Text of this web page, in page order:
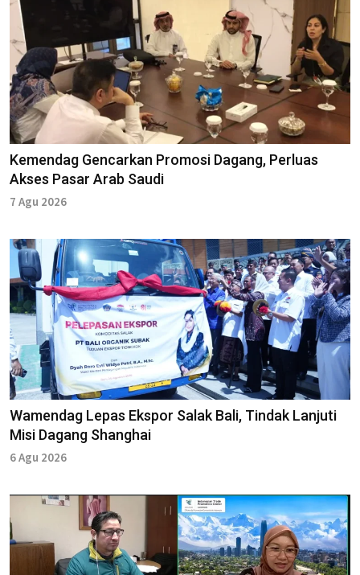
Kemendag Gencarkan Promosi Dagang, Perluas
Akses Pasar Arab Saudi
7 Agu 2026
Wamendag Lepas Ekspor Salak Bali, Tindak Lanjuti
Misi Dagang Shanghai
6 Agu 2026